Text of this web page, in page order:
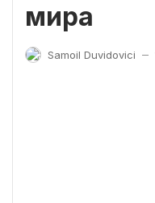
мира
Samoil Duvidovici —